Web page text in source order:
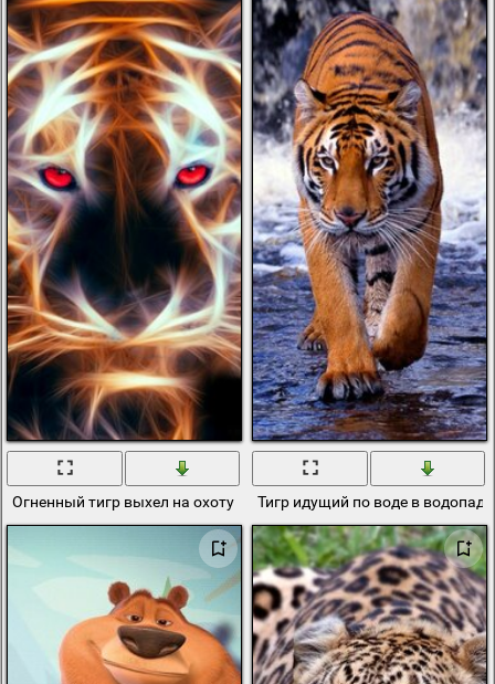
Огненный тигр выхел на охоту Тигр идущий по воде в водопаде